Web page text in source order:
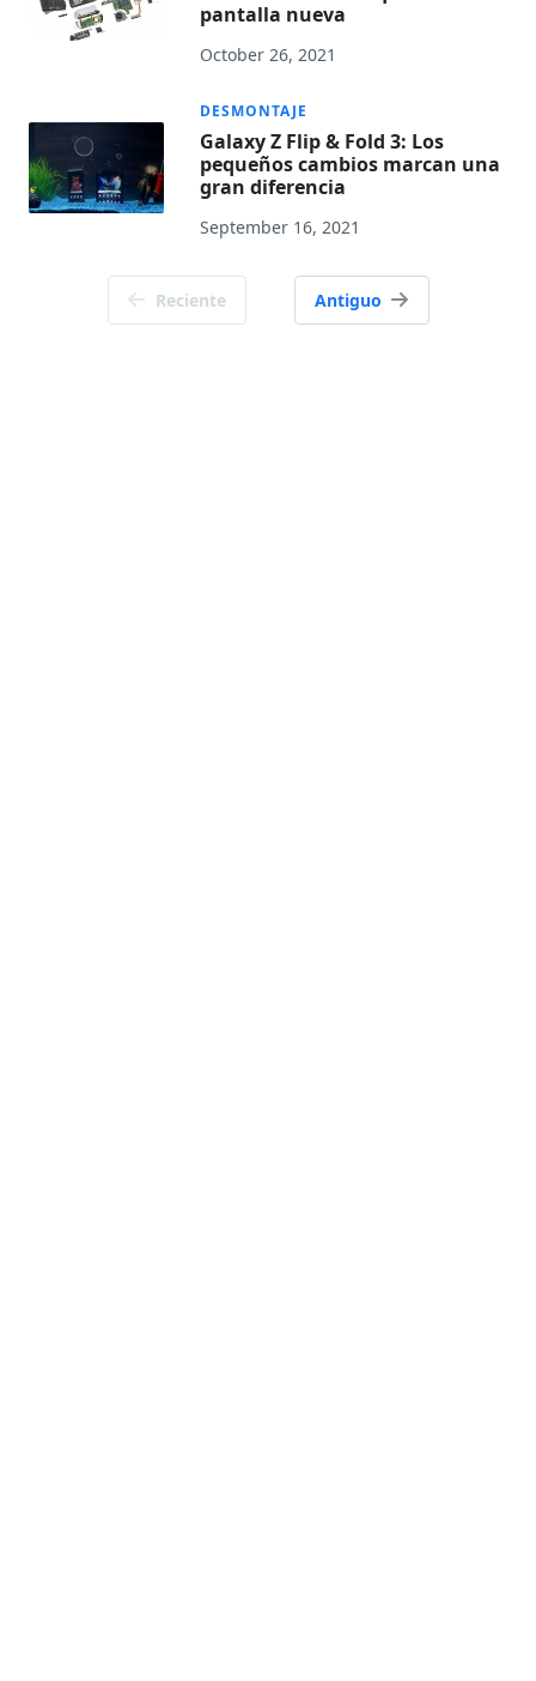
pantalla nueva
October 26, 2021
DESMONTAJE
Galaxy Z Flip & Fold 3: Los
pequeños cambios marcan una
gran diferencia
September 16, 2021
Navegación
Antiguo
Reciente